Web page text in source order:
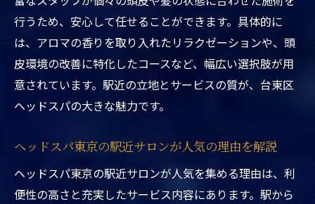
ヘッドスパの良さと台東区での効果的な選び方
東京都台東区ヘッドスパ駅近くの選び方と
失敗しないポイント
東京都台東区ヘッドスパ駅近くで後悔しな
いサロン選びの基準
コツ
東京都台東区ヘッドスパ駅近くのおすすめ
施術内容とは
行うため、安心して任せることができます。具体的に
は、アロマの香りを取り入れたリラクゼーションや、頭
皮環境の改善に特化したコースなど、幅広い選択肢が用
意されています。駅近の立地とサービスの質が、台東区
ヘッドスパの大きな魅力です。
ヘッドスパ東京の駅近サロンが人気の理由を解説
ヘッドスパ東京の駅近サロンが人気を集める理由は、利
便性の高さと充実したサービス内容にあります。駅から